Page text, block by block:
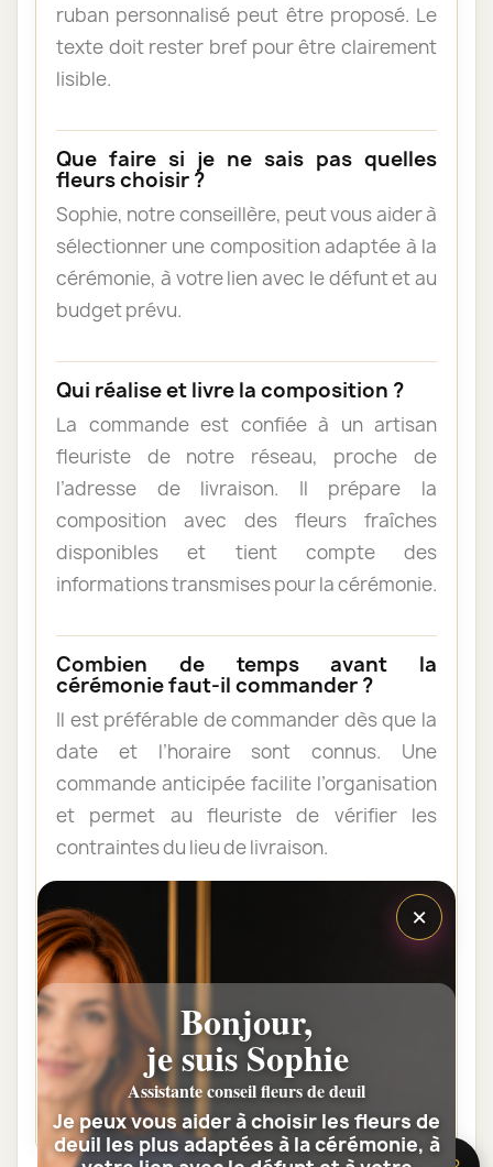
ruban personnalisé peut être proposé. Le
texte doit rester bref pour être clairement
lisible.
Que faire si je ne sais pas quelles
fleurs choisir ?
Sophie, notre conseillère, peut vous aider à
sélectionner une composition adaptée à la
cérémonie, à votre lien avec le défunt et au
budget prévu.
Qui réalise et livre la composition ?
La commande est confiée à un artisan
fleuriste de notre réseau, proche de
l’adresse de livraison. Il prépare la
composition avec des fleurs fraîches
disponibles et tient compte des
informations transmises pour la cérémonie.
Combien de temps avant la
cérémonie faut-il commander ?
Il est préférable de commander dès que la
date et l’horaire sont connus. Une
commande anticipée facilite l’organisation
et permet au fleuriste de vérifier les
contraintes du lieu de livraison.
Les fleurs peuvent-elles être livrées
au domicile de la famille ?
Oui. Une composition de condoléances
peut être livrée au domicile avant ou après
la cérémonie. Vérifiez simplement que
quelqu’un pourra réceptionner les fleurs.
×
Bonjour,
je suis Sophie
Assistante conseil fleurs de deuil
Je peux vous aider à choisir les fleurs de
deuil les plus adaptées à la cérémonie, à